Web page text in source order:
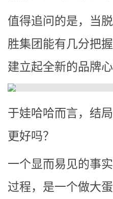
值得追问的是，当
胜集团能有几分把
建立起全新的品牌心
于娃哈哈而言，结
更好吗？
一个显而易见的事
过程，是一个做大